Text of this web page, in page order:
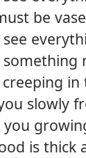
be
something
in
slowly
you
is thick